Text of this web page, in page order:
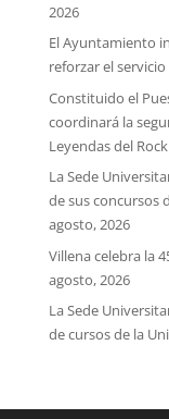
2026
El Ayuntamiento
reforzar el
Constituido el
coordinará la
Leyendas del Rock
La Sede
de sus concursos
agosto, 2026
Villena celebra la
agosto, 2026
La Sede
de cursos de la